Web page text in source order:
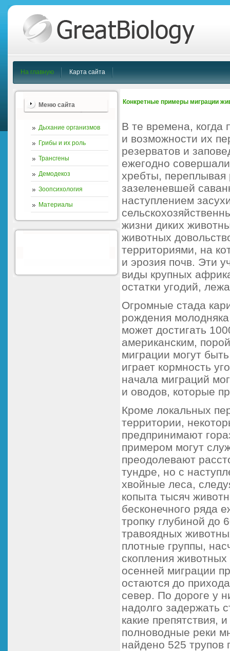
На главную Карта сайта
Конкретные примеры миграции
В те времена, когда
и возможности их
резерватов и
ежегодно
хребты, переплывая
зазеленевшей
наступлением
жизни диких
животных
территориями, на
и эрозия почв. Эти
виды крупных
остатки угодий,
Огромные стада
рождения
может достигать
американским,
миграции могут
играет кормность
начала миграций
и оводов, которые
Кроме локальных
территории,
предпринимают
примером могут
преодолевают
тундре, но с
хвойные леса,
копыта тысяч
бесконечного ряда
тропку глубиной до
травоядных
плотные группы,
скопления
осенней миграции
остаются до
север. По дороге у
надолго задержать
какие препятствия,
полноводные реки
найдено 525 трупов
Меню сайта
Дыхание организмов
Грибы и их роль
Трансгены
Демодекоз
Зоопсихология
Материалы